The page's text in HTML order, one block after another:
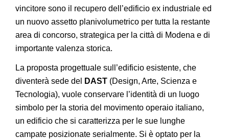
vincitore sono il recupero dell’edificio ex industriale ed
un nuovo assetto planivolumetrico per tutta la restante
area di concorso, strategica per la città di Modena e di
importante valenza storica.
La proposta progettuale sull’edificio esistente, che
diventerà sede del
DAST (Design, Arte, Scienza e
Tecnologia), vuole conservare l’identità di un luogo
simbolo per la storia del movimento operaio italiano,
un edificio che si caratterizza per le sue lunghe
campate posizionate serialmente. Si è optato per la